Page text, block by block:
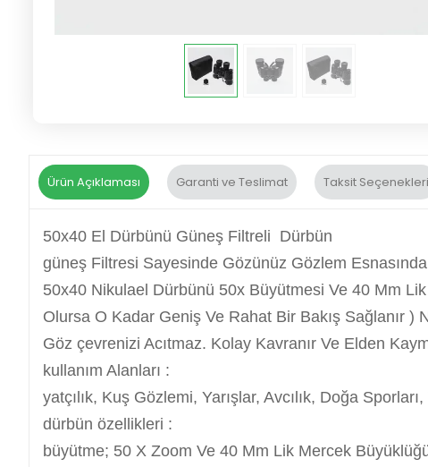
Ürün Açıklaması Garanti ve Teslimat Taksit Seçenekleri
50x40 El Dürbünü Güneş Filtreli Dürbün
güneş Filtresi Sayesinde Gözünüz Gözlem
50x40 Nikulael Dürbünü 50x Büyütmesi Ve 40 Mm
Olursa O Kadar Geniş Ve Rahat Bir Bakış Sağlanır
Göz çevrenizi Acıtmaz. Kolay Kavranır Ve Elden
kullanım Alanları :
yatçılık, Kuş Gözlemi, Yarışlar, Avcılık, Doğa
dürbün özellikleri :
büyütme; 50 X Zoom Ve 40 Mm Lik Mercek